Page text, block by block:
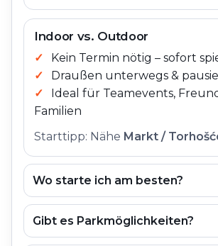
Indoor vs. Outdoor
Kein Termin nötig – sofort
Draußen unterwegs &
Ideal für Teamevents,
Familien
Starttipp: Nähe Markt /
Wo starte ich am besten?
Gibt es Parkmöglichkeiten?